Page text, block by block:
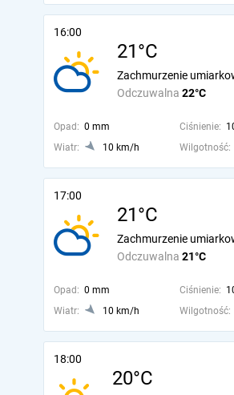
16:00
21°C
Odczuwalna 22°C
Zachmurzenie
Opad: 0 mm Ciśnienie:
Wiatr:
10 km/h Wilgotność:
17:00
21°C
Odczuwalna 21°C
Zachmurzenie
Opad: 0 mm Ciśnienie:
Wiatr:
10 km/h Wilgotność:
18:00
20°C